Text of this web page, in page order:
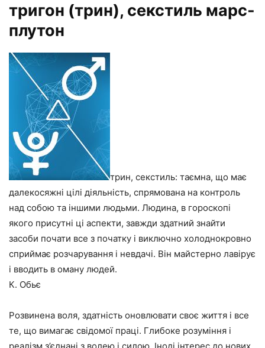
тригон (трин), секстиль марс-
плутон
трин, секстиль: таємна, що має
далекосяжні цілі діяльність, спрямована на контроль
над собою та іншими людьми. Людина, в гороскопі
якого присутні ці аспекти, завжди здатний знайти
засоби почати все з початку і виключно холоднокровно
сприймає розчарування і невдачі. Він майстерно лавірує
і вводить в оману людей.
К. Обьє
Розвинена воля, здатність оновлювати своє життя і все
те, що вимагає свідомої праці. Глибоке розуміння і